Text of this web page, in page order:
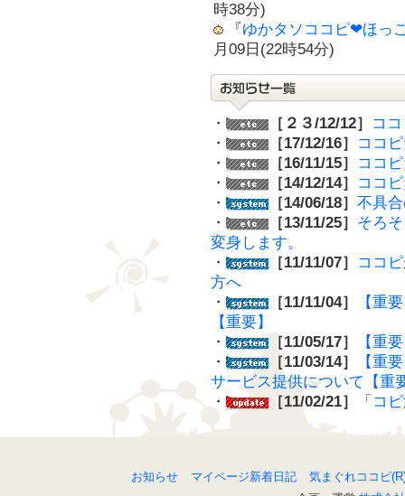
時38分)
『ゆかタソココピ❤ほっ
月09日(22時54分)
・ ［２３/12/12］
コ
・
［17/12/16］
ココ
・
［16/11/15］
ココ
・
［14/12/14］
ココ
・
［14/06/18］ 不具
・
［13/11/25］ そろ
変身します。
・
［11/11/07］
ココ
方へ
・
［11/11/04］
【重
【重要】
・
［11/05/17］
【重
・
［11/03/14］
【重
サービス提供について【重
・
［11/02/21］ 「コ
お知らせ マイページ新着日記
気まぐれココピ